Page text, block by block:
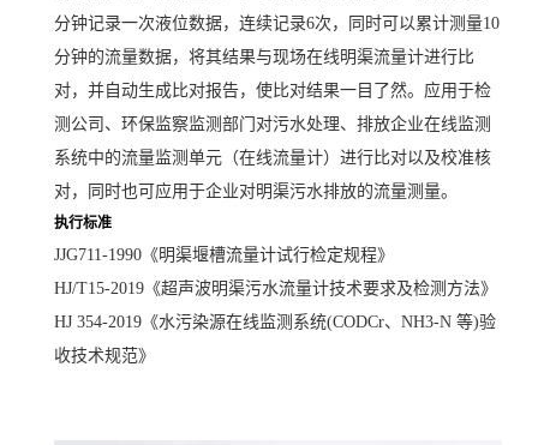
分钟记录一次液位数据，连续记录6次，同时可以累计测量10
分钟的流量数据，将其结果与现场在线明渠流量计进行比
对，并自动生成比对报告，使比对结果一目了然。应用于检
测公司、环保监察监测部门对污水处理、排放企业在线监测
系统中的流量监测单元（在线流量计）进行比对以及校准核
对，同时也可应用于企业对明渠污水排放的流量测量。
执行标准
JJG711-1990《明渠堰槽流量计试行检定规程》
HJ/T15-2019《超声波明渠污水流量计技术要求及检测方法》
HJ 354-2019《水污染源在线监测系统(CODCr、NH3-N 等)验
收技术规范》